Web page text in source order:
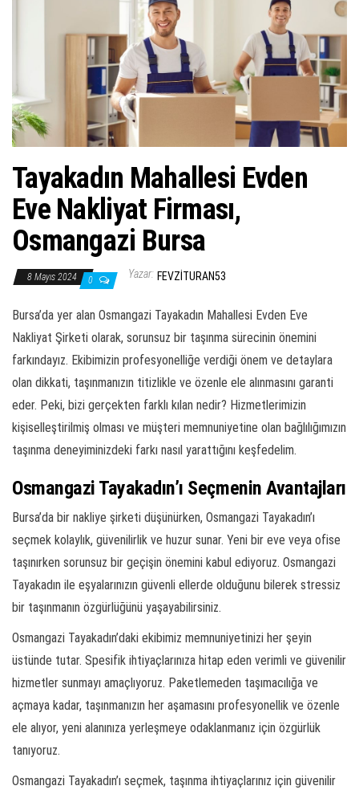
r
Tayakadın Mahallesi Evden
Eve Nakliyat Firması,
Osmangazi Bursa
8 Mayıs 2024 0 Yazar: FEVZITURAN53
Bursa’da yer alan Osmangazi Tayakadın Mahallesi Evden Eve
Nakliyat Şirketi olarak, sorunsuz bir taşınma sürecinin önemini
farkındayız. Ekibimizin profesyonelliğe verdiği önem ve detaylara
olan dikkati, taşınmanızın titizlikle ve özenle ele alınmasını garanti
eder. Peki, bizi gerçekten farklı kılan nedir? Hizmetlerimizin
kişiselleştirilmiş olması ve müşteri memnuniyetine olan bağlılığımızın
taşınma deneyiminizdeki farkı nasıl yarattığını keşfedelim.
Osmangazi Tayakadın’ı Seçmenin Avantajları
Bursa’da bir nakliye şirketi düşünürken, Osmangazi Tayakadın’ı
seçmek kolaylık, güvenilirlik ve huzur sunar. Yeni bir eve veya ofise
taşınırken sorunsuz bir geçişin önemini kabul ediyoruz. Osmangazi
Tayakadın ile eşyalarınızın güvenli ellerde olduğunu bilerek stressiz
bir taşınmanın özgürlüğünü yaşayabilirsiniz.
Osmangazi Tayakadın’daki ekibimiz memnuniyetinizi her şeyin
üstünde tutar. Spesifik ihtiyaçlarınıza hitap eden verimli ve güvenilir
hizmetler sunmayı amaçlıyoruz. Paketlemeden taşımacılığa ve
açmaya kadar, taşınmanızın her aşamasını profesyonellik ve özenle
ele alıyor, yeni alanınıza yerleşmeye odaklanmanız için özgürlük
tanıyoruz.
Osmangazi Tayakadın’ı seçmek, taşınma ihtiyaçlarınız için güvenilir